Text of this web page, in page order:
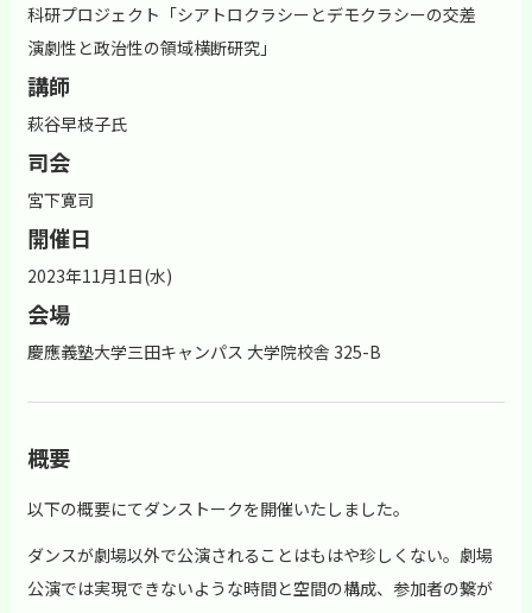
科研プロジェクト「シアトロクラシーとデモクラシーの交差
演劇性と政治性の領域横断研究」
講師
萩谷早枝子氏
司会
宮下寛司
開催日
2023年11月1日(水)
会場
慶應義塾大学三田キャンパス 大学院校舎 325-B
概要
以下の概要にてダンストークを開催いたしました。
ダンスが劇場以外で公演されることはもはや珍しくない。劇場
公演では実現できないような時間と空間の構成、参加者の繋が